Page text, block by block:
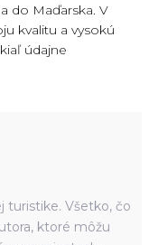
do Maďarska. V
kvalitu a vysokú
údajne
turistike. Všetko, čo
ktoré môžu